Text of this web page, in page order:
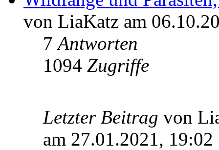
von LiaKatz am
7Antworten
1094 Zugriffe
Letzter Beitrag von
am 27.01.2021, 19:02